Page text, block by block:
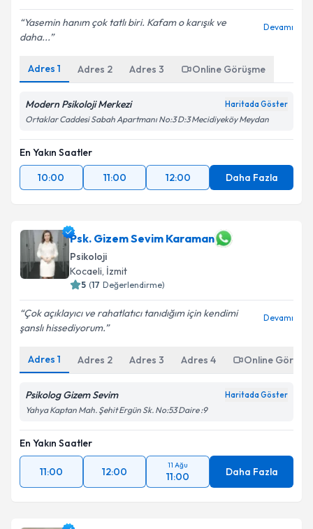
Yasemin hanım çok tatlı biri. Kafam o karışık ve
daha...
Devamı
Adres 1 Adres 2 Adres 3 Online Görüşme
Modern Psikoloji Merkezi Haritada Göster
Ortaklar Caddesi Sabah Apartmanı No:3 D:3 Mecidiyeköy Meydan
En Yakın Saatler
10:00
11:00 12:00 Daha Fazla
Psk. Gizem Sevim Karaman
Psikoloji
Kocaeli, İzmit
5 (17 Değerlendirme)
Çok açıklayıcı ve rahatlatıcı tanıdığım için kendimi
şanslı hissediyorum.
Devamı
Adres 1 Adres 2 Adres 3 Adres 4 Online
Psikolog Gizem Sevim Haritada Göster
Yahya Kaptan Mah. Şehit Ergün Sk. No:53 Daire :9
En Yakın Saatler
11:00 12:00
11 Ağu
11:00 Daha Fazla